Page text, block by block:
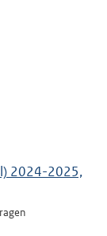
2024-2025,